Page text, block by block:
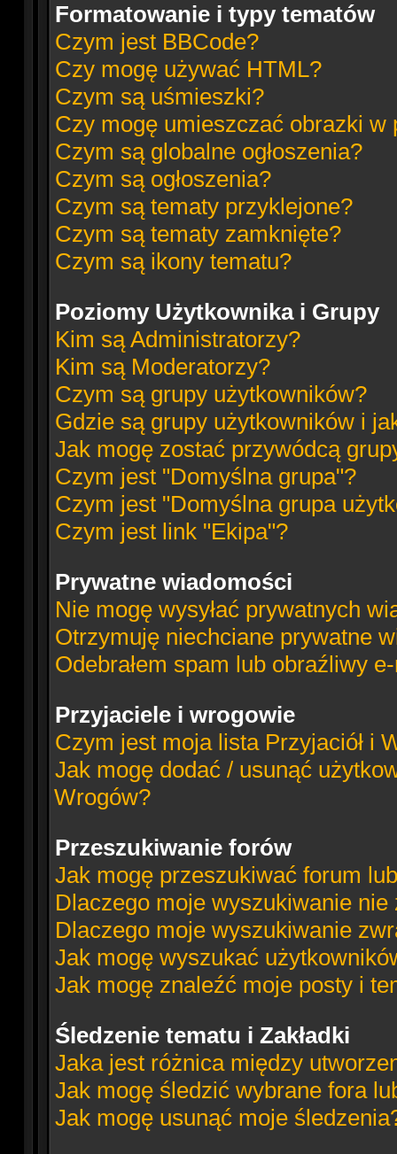
Formatowanie i typy tematów
Czym jest BBCode?
Czy mogę używać HTML?
Czym są uśmieszki?
Czy mogę umieszczać obrazki w
Czym są globalne ogłoszenia?
Czym są ogłoszenia?
Czym są tematy przyklejone?
Czym są tematy zamknięte?
Czym są ikony tematu?
Poziomy Użytkownika i Grupy
Kim są Administratorzy?
Kim są Moderatorzy?
Czym są grupy użytkowników?
Gdzie są grupy użytkowników i
Jak mogę zostać przywódcą
Czym jest "Domyślna grupa"?
Czym jest "Domyślna grupa
Czym jest link "Ekipa"?
Prywatne wiadomości
Nie mogę wysyłać prywatnych
Otrzymuję niechciane prywatne
Odebrałem spam lub obraźliwy
Przyjaciele i wrogowie
Czym jest moja lista Przyjaciół i
Jak mogę dodać / usunąć
Wrogów?
Przeszukiwanie forów
Jak mogę przeszukiwać forum
Dlaczego moje wyszukiwanie
Dlaczego moje wyszukiwanie
Jak mogę wyszukać
Jak mogę znaleźć moje posty i
Śledzenie tematu i Zakładki
Jaka jest różnica między
Jak mogę śledzić wybrane fora
Jak mogę usunąć moje